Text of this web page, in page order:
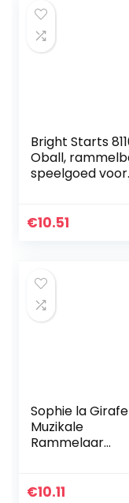
Bright Starts
Oball,
speelgoed voor
babyspeelgoed,
€10.51
Sophie la Girafe
Muzikale
Rammelaar
€10.11